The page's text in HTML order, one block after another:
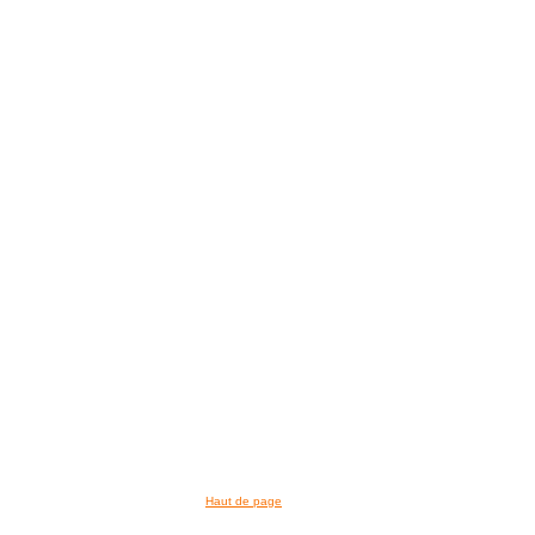
Haut de page